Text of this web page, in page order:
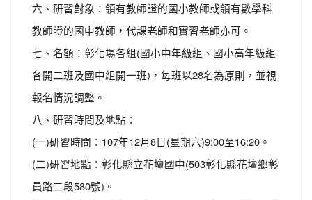
六、研習對象：領有教師證的國小教師或領有數學科
教師證的國中教師，代課老師和實習老師亦可。
七、名額：彰化場各組(國小中年級組、國小高年級組
各開二班及國中組開一班)，每班以28名為原則，並視
報名情況調整。
八、研習時間及地點：
(一)研習時間：107年12月8日(星期六)9:00至16:20。
(二)研習地點：彰化縣立花壇國中(503彰化縣花壇鄉彰
員路二段580號)。